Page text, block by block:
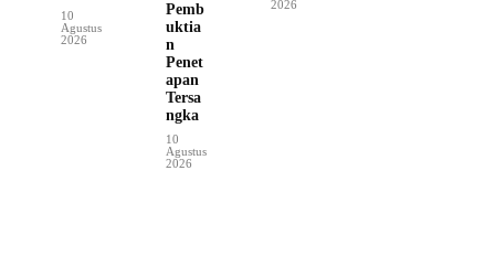
10
Agustus
2026
Pemb
uktia
n
Penet
apan
Tersa
ngka
10
Agustus
2026
2026